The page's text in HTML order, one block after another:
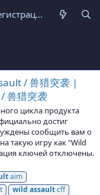
Регистрация
/ 兽猎突袭 |
兽猎突袭
цикла продукта
достиг
сообщить вам о
такую игру как "Wild
ключей отключены.
aim
wild assaultcff